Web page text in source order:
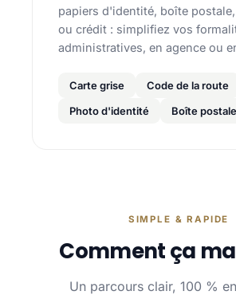
papiers d'identité, boîte
ou crédit : simplifiez vos
administratives, en agence ou
Carte grise
Code de la route
Photo d'identité
Boîte postale
SIMPLE & RAPIDE
Comment ça
Un parcours clair, 100 %